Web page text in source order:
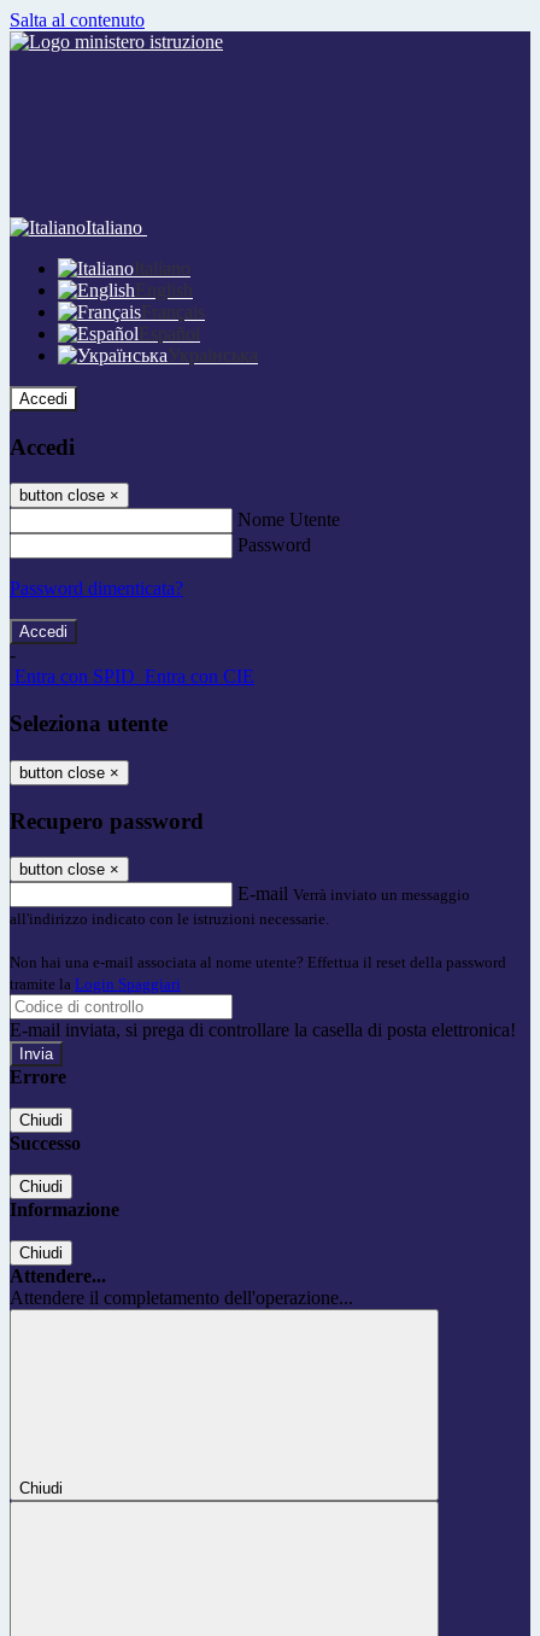
Salta al contenuto
Italiano
Italiano
English
Français
Español
Українська
Accedi
Accedi
button close ×
Nome Utente
Password
Password dimenticata?
-
Entra con SPID Entra con CIE
Seleziona utente
button close ×
Recupero password
button close ×
E-mail Verrà inviato un messaggio
all'indirizzo indicato con le istruzioni necessarie.
Non hai una e-mail associata al nome utente? Effettua il reset della password
tramite la Login Spaggiari
E-mail inviata, si prega di controllare la casella di posta elettronica!
Errore
Chiudi
Successo
Chiudi
Informazione
Chiudi
Attendere...
Attendere il completamento dell'operazione...
Chiudi